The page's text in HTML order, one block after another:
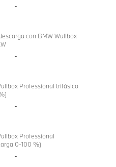
-
con BMW Wallbox
-
Professional trifásico
-
Professional
0-100 %)
-